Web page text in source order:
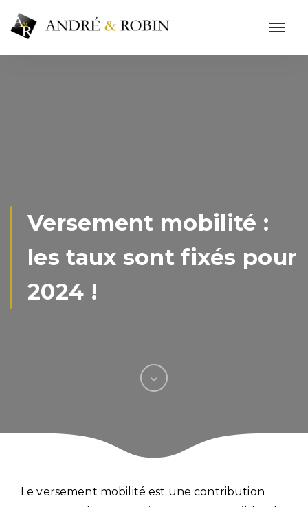
Versement mobilité :
les taux sont fixés pour
2024 !
Le versement mobilité est une contribution